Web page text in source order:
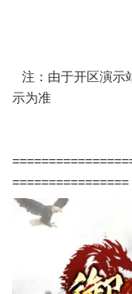
注：由于开区演示
示为准
================